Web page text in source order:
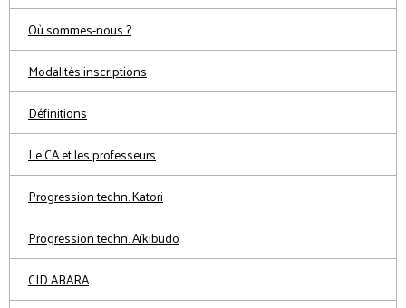
Où sommes-nous ?
Modalités inscriptions
Définitions
Le CA et les professeurs
Progression techn. Katori
Progression techn. Aïkibudo
CID ABARA